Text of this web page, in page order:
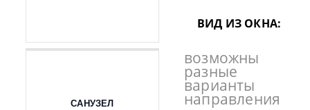
САНУЗЕЛ
ВИД ИЗ ОКНА:
возможны
разные
варианты
направления